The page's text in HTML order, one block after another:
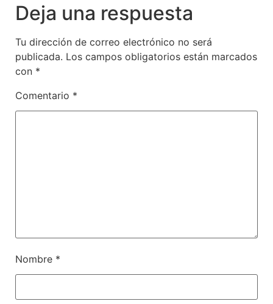
Deja una respuesta
Tu dirección de correo electrónico no será
publicada. Los campos obligatorios están marcados
con *
Comentario *
Nombre *